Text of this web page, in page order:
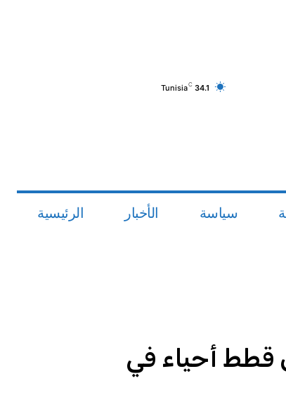
34.1
C
Tunisia
سياسة الأخبار الرئيسية
قطط أحياء في